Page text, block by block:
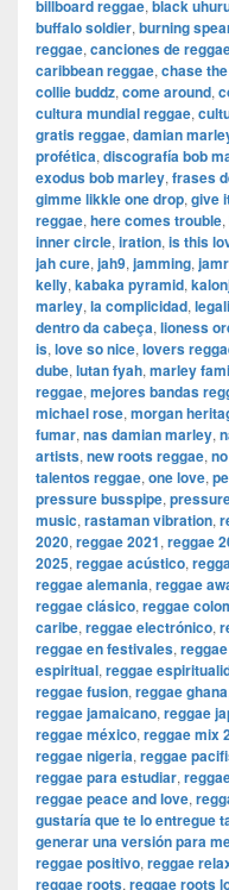
billboard reggae, black
buffalo soldier, burning
reggae, canciones de
caribbean reggae, chase
collie buddz, come around,
cultura mundial reggae,
gratis reggae, damian
profética, discografía bob
exodus bob marley, frases
gimme likkle one drop, give
reggae, here comes trouble,
inner circle, iration, is this
jah cure, jah9, jamming,
kelly, kabaka pyramid,
marley, la complicidad,
dentro da cabeça, lioness
is, love so nice, lovers
dube, lutan fyah, marley
reggae, mejores bandas
michael rose, morgan
fumar, nas damian marley,
artists, new roots reggae,
talentos reggae, one love,
pressure busspipe,
music, rastaman vibration,
2020, reggae 2021, reggae
2025, reggae acústico,
reggae alemania, reggae
reggae clásico, reggae
caribe, reggae electrónico,
reggae en festivales,
espiritual, reggae
reggae fusion, reggae ghana
reggae jamaicano, reggae
reggae méxico, reggae mix
reggae nigeria, reggae
reggae para estudiar,
reggae peace and love,
gustaría que te lo entregue
generar una versión para
reggae positivo, reggae
reggae roots, reggae roots